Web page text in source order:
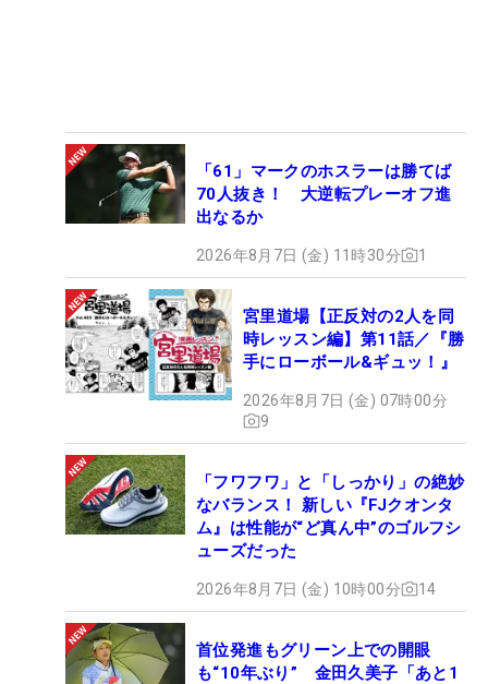
「61」マークのホスラーは勝てば
70人抜き！ 大逆転プレーオフ進
出なるか
2026年8月7日 (金) 11時30分 1
宮里道場【正反対の2人を同
時レッスン編】第11話／『勝
手にローボール&ギュッ！』
2026年8月7日 (金) 07時00分
9
「フワフワ」と「しっかり」の絶妙
なバランス！ 新しい『FJクオンタ
ム』は性能が“ど真ん中”のゴルフシ
ューズだった
2026年8月7日 (金) 10時00分 14
首位発進もグリーン上での開眼
も“10年ぶり” 金田久美子「あと1